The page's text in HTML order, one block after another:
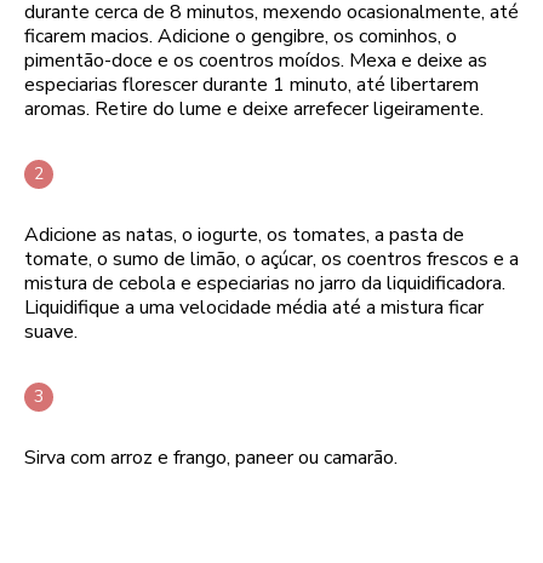
durante cerca de 8 minutos, mexendo ocasionalmente, até
ficarem macios. Adicione o gengibre, os cominhos, o
pimentão-doce e os coentros moídos. Mexa e deixe as
especiarias florescer durante 1 minuto, até libertarem
aromas. Retire do lume e deixe arrefecer ligeiramente.
Adicione as natas, o iogurte, os tomates, a pasta de
tomate, o sumo de limão, o açúcar, os coentros frescos e a
mistura de cebola e especiarias no jarro da liquidificadora.
Liquidifique a uma velocidade média até a mistura ficar
suave.
Sirva com arroz e frango, paneer ou camarão.